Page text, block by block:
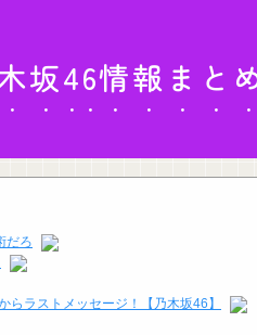
坂46情報まと
だろ
ラストメッセージ！【乃木坂46】